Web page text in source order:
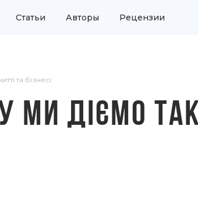
Статьи Авторы Рецензии
та бізнесі
МИ ДІЄМО